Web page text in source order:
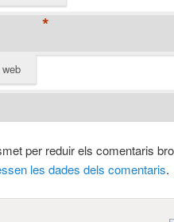
*
per reduir els comentaris
les dades dels comentaris.